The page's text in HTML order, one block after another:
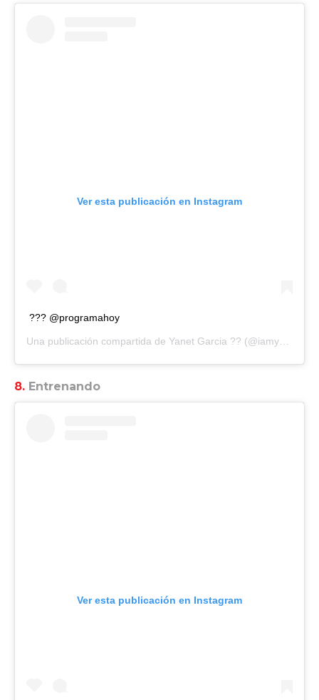
Ver esta publicación en Instagram
??? @programahoy
Una publicación compartida de Yanet Garcia ?? (@iamyanetgarcia) el
8. Entrenando
Ver esta publicación en Instagram